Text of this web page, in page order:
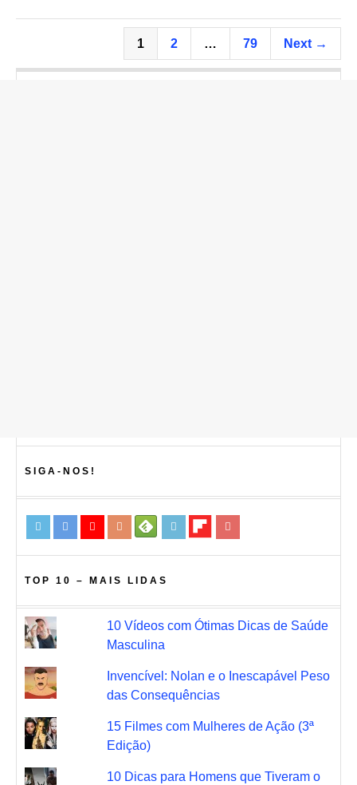
1 2 … 79 Next →
SIGA-NOS!
TOP 10 – MAIS LIDAS
10 Vídeos com Ótimas Dicas de Saúde
Masculina
Invencível: Nolan e o Inescapável Peso
das Consequências
15 Filmes com Mulheres de Ação (3ª
Edição)
10 Dicas para Homens que Tiveram o